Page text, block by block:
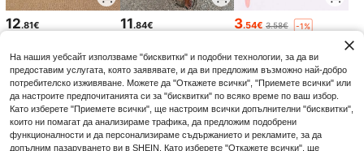
12.81€ 11.84€ 3.54€ 3.58€ -1%
На нашия уебсайт използваме "бисквитки" и подобни технологии, за да ви
предоставим услугата, която заявявате, и да ви предложим възможно най-добро
потребителско изживяване. Можете да "Откажете всички", "Приемете всички" или
да настроите предпочитанията си за "бисквитки" по всяко време по ваш избор.
Като изберете "Приемете всички", ще настроим всички допълнителни "бисквитки",
които ни помагат да анализираме трафика, да предложим подобрени
функционалности и да персонализираме съдържанието и рекламите, за да
допълним пазаруването ви в SHEIN. Като изберете "Откажете всички", ще